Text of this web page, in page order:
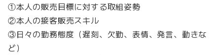
①本人の販売目標に対する取組姿勢
②本人の接客販売スキル
③日々の勤務態度（遅刻、欠勤、表情、発言、動きな
ど）